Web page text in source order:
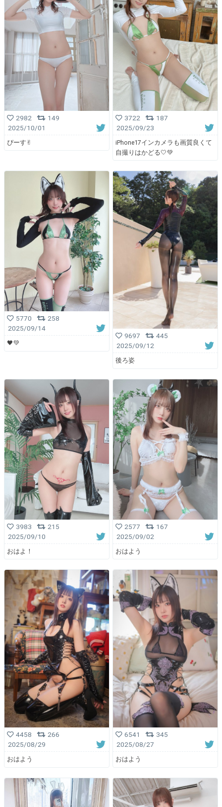
2982
149
2025/10/01
ぴーす✌︎
3722
187
2025/09/23
iPhone17インカメラも画質良くて
自撮りはかどる🤍💚
5770
258
2025/09/14
🖤💚
9697
445
2025/09/12
後ろ姿
3983
215
2025/09/10
おはよ！
2577
167
2025/09/02
おはよう
4458
266
2025/08/29
おはよう
6541
345
2025/08/27
おはよう